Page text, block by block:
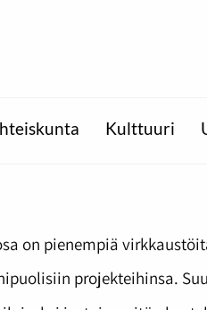
Kulttuuri
on pienempiä
projekteihinsa.